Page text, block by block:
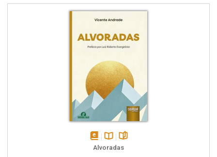
disponível
Disponível
páginas
Alvoradas